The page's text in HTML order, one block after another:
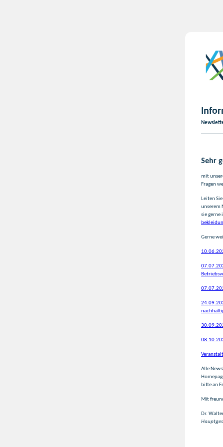
Sehr
mit
Fragen
Leiten
unserem
sie gerne
Gerne
Alle
bitte an
Mit
Dr.